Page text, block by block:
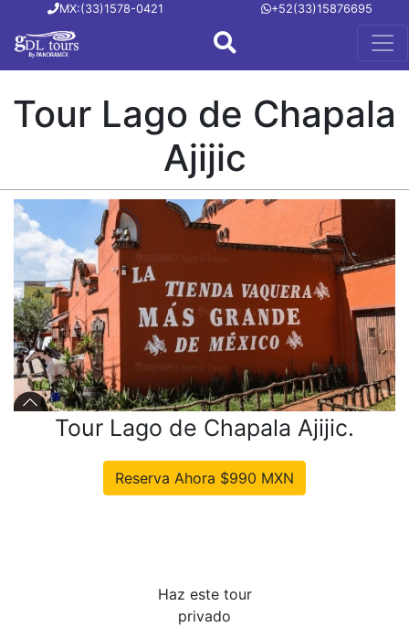
MX:(33)1578-0421 +52(33)15876695
Tour Lago de Chapala
Ajijic
Tour Lago de Chapala Ajijic.
Haz este tour
privado